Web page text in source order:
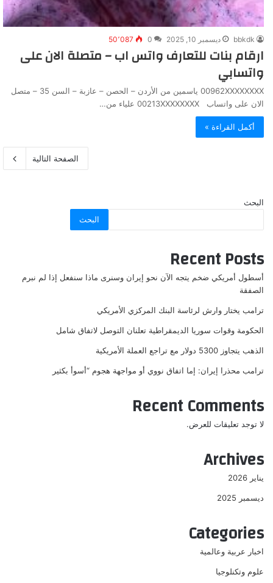
bbkdk ديسمبر 10, 2025 0 50٬087
ارقام بنات للتعارف واتس اب – متصلة الان على
واتسابي
00962XXXXXXXX ياسمين من الأردن – الحصن – عازبة – السن 35 – متصل
الان على واتساب 00213XXXXXXXX علياء من…
أكمل القراءة »
الصفحة التالية
البحث
البحث
Recent Posts
أسطول أمريكي ضخم يتجه الآن نحو إيران وسنرى ماذا سنفعل إذا لم نبرم
الصفقة
ترامب يختار وارش لرئاسة البنك المركزي الأمريكي
الحكومة وقوات سوريا الديمقراطية تعلنان التوصل لاتفاق شامل
الذهب يتجاوز 5300 دولار مع تراجع العملة الأمريكية
ترامب محذرا إيران: إما اتفاق نووي أو مواجهة هجوم “أسوأ بكثير
Recent Comments
لا توجد تعليقات للعرض.
Archives
يناير 2026
ديسمبر 2025
Categories
اخبار عربية وعالمية
علوم وتكنلوجيا